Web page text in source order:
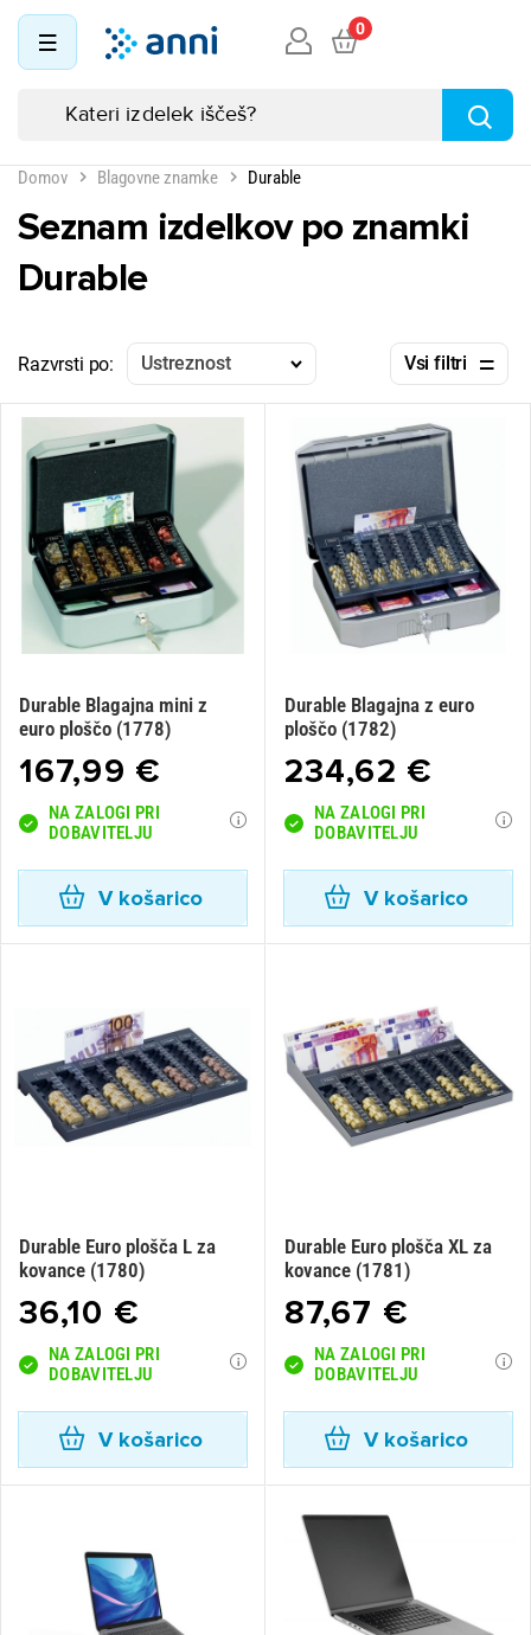
0
Domov Blagovne znamke Durable
Seznam izdelkov po znamki
Durable
Razvrsti po: Ustreznost Vsi filtri
Durable Blagajna mini z
euro ploščo (1778)
167,99 €
NA ZALOGI PRI
DOBAVITELJU
V košarico
Durable Blagajna z euro
ploščo (1782)
234,62 €
NA ZALOGI PRI
DOBAVITELJU
V košarico
Durable Euro plošča L za
kovance (1780)
36,10 €
NA ZALOGI PRI
DOBAVITELJU
V košarico
Durable Euro plošča XL za
kovance (1781)
87,67 €
NA ZALOGI PRI
DOBAVITELJU
V košarico